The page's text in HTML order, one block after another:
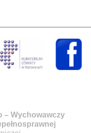
– Wychowawczy